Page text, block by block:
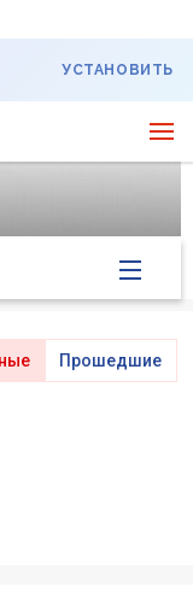
УСТАНОВИТЬ
Прошедшие